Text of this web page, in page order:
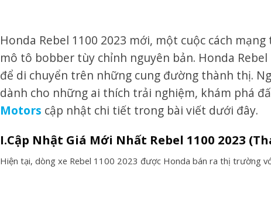
Honda Rebel 1100 2023 mới, một cuộc cách
mô tô bobber tùy chỉnh nguyên bản. Honda
để di chuyển trên những cung đường thành thị.
dành cho những ai thích trải nghiệm, khám phá
Motors cập nhật chi tiết trong bài viết dưới đây.
I.Cập Nhật Giá Mới Nhất Rebel 1100 2023
Hiện tại, dòng xe Rebel 1100 2023 được Honda bán ra thị trường